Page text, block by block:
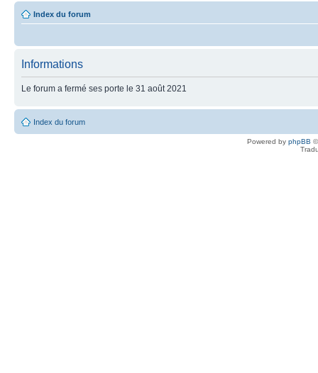
Index du forum
Informations
Le forum a fermé ses porte le 31 août 2021
Index du forum
Powered by phpBB